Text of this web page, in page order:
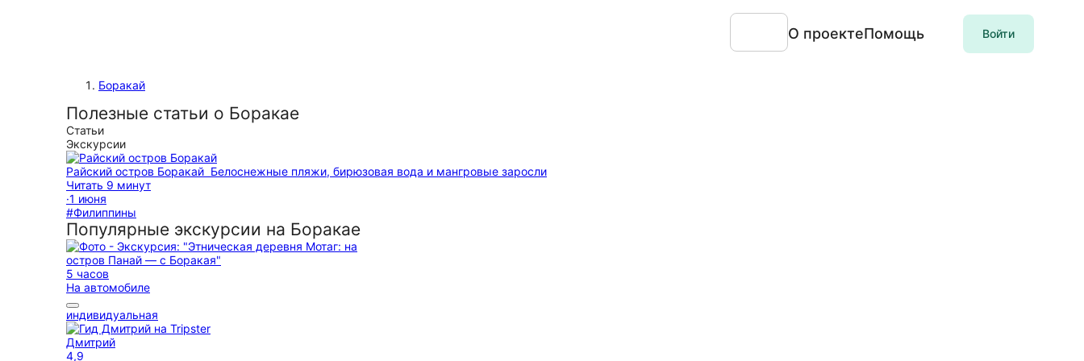
О проектеПомощь Войти
Боракай
Полезные статьи о Боракае
Статьи
Экскурсии
Райский остров Боракай Белоснежные пляжи, бирюзовая вода и мангровые заросли
Читать 9 минут
·1 июня
#Филиппины
Популярные экскурсии на Боракае
5 часов
На автомобиле
индивидуальная
Дмитрий
4,9